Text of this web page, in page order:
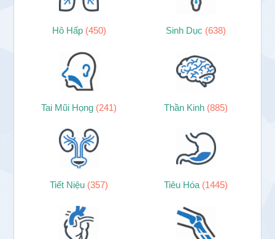
Hô Hấp (450) Sinh Dục (638)
Tai Mũi Họng (241) Thần Kinh (885)
Tiết Niệu (357) Tiêu Hóa (1445)